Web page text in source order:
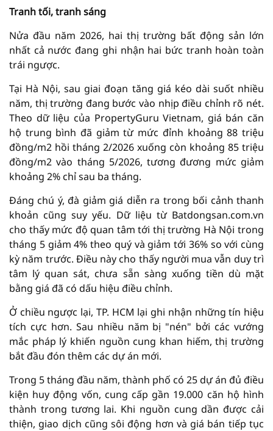
Tranh tối, tranh sáng
Nửa đầu năm 2026, hai thị trường bất động sản lớn
nhất cả nước đang ghi nhận hai bức tranh hoàn toàn
trái ngược.
Tại Hà Nội, sau giai đoạn tăng giá kéo dài suốt nhiều
năm, thị trường đang bước vào nhịp điều chỉnh rõ nét.
Theo dữ liệu của PropertyGuru Vietnam, giá bán căn
hộ trung bình đã giảm từ mức đỉnh khoảng 88 triệu
đồng/m2 hồi tháng 2/2026 xuống còn khoảng 85 triệu
đồng/m2 vào tháng 5/2026, tương đương mức giảm
khoảng 2% chỉ sau ba tháng.
Đáng chú ý, đà giảm giá diễn ra trong bối cảnh thanh
khoản cũng suy yếu. Dữ liệu từ Batdongsan.com.vn
cho thấy mức độ quan tâm tới thị trường Hà Nội trong
tháng 5 giảm 4% theo quý và giảm tới 36% so với cùng
kỳ năm trước. Điều này cho thấy người mua vẫn duy trì
tâm lý quan sát, chưa sẵn sàng xuống tiền dù mặt
bằng giá đã có dấu hiệu điều chỉnh.
Ở chiều ngược lại, TP. HCM lại ghi nhận những tín hiệu
tích cực hơn. Sau nhiều năm bị "nén" bởi các vướng
mắc pháp lý khiến nguồn cung khan hiếm, thị trường
bắt đầu đón thêm các dự án mới.
Trong 5 tháng đầu năm, thành phố có 25 dự án đủ điều
kiện huy động vốn, cung cấp gần 19.000 căn hộ hình
thành trong tương lai. Khi nguồn cung dần được cải
thiện, giao dịch cũng sôi động hơn và giá bán tiếp tục